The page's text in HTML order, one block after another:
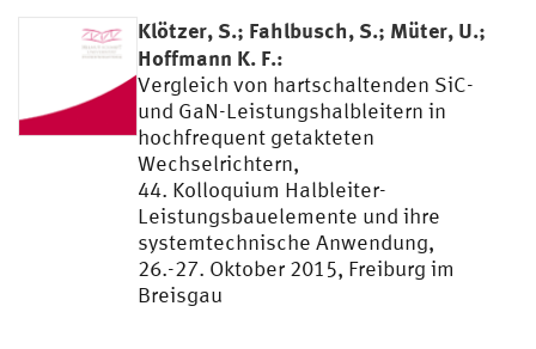
Klötzer, S.; Fahlbusch, S.; Müter, U.;
Hoffmann K. F.:
Vergleich von hartschaltenden SiC-
und GaN-Leistungshalbleitern in
hochfrequent getakteten
Wechselrichtern,
44. Kolloquium Halbleiter-
Leistungsbauelemente und ihre
systemtechnische Anwendung,
26.-27. Oktober 2015, Freiburg im
Breisgau